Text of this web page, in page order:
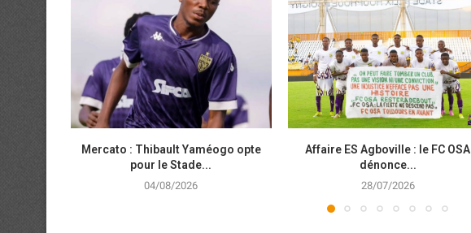
Mercato : Thibault Yaméogo opte
pour le Stade...
04/08/2026
Affaire ES Agboville : le FC OSA
dénonce...
28/07/2026